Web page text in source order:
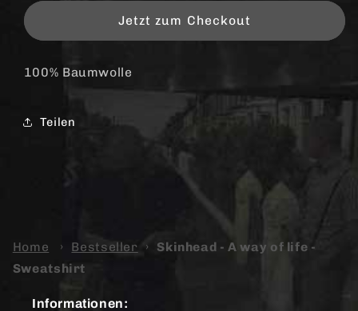
way
life
A
way
life
Sweatshirt
Jetzt zum Checkout
100% Baumwolle
Teilen
Home › Bestseller ›
Skinhead - A way of life -
Sweatshirt
Informationen: